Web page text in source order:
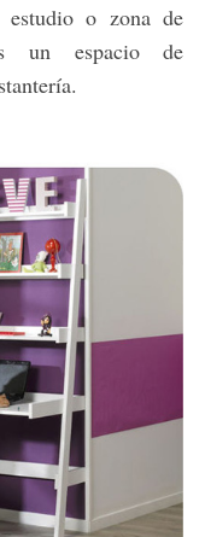
o zona de
un espacio de